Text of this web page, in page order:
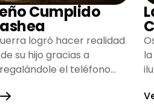
Cumplido
logró hacer realidad
su hijo gracias a
el teléfono
hogar.